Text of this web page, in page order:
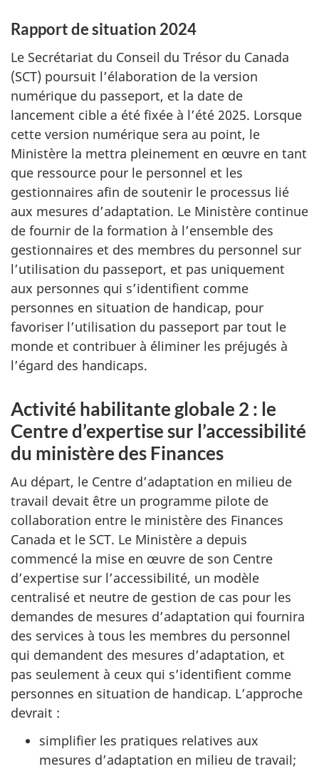
Rapport de situation 2024
Le Secrétariat du Conseil du Trésor du Canada
(SCT) poursuit l’élaboration de la version
numérique du passeport, et la date de
lancement cible a été fixée à l’été 2025. Lorsque
cette version numérique sera au point, le
Ministère la mettra pleinement en œuvre en tant
que ressource pour le personnel et les
gestionnaires afin de soutenir le processus lié
aux mesures d’adaptation. Le Ministère continue
de fournir de la formation à l’ensemble des
gestionnaires et des membres du personnel sur
l’utilisation du passeport, et pas uniquement
aux personnes qui s’identifient comme
personnes en situation de handicap, pour
favoriser l’utilisation du passeport par tout le
monde et contribuer à éliminer les préjugés à
l’égard des handicaps.
Activité habilitante globale 2 : le
Centre d’expertise sur l’accessibilité
du ministère des Finances
Au départ, le Centre d’adaptation en milieu de
travail devait être un programme pilote de
collaboration entre le ministère des Finances
Canada et le SCT. Le Ministère a depuis
commencé la mise en œuvre de son Centre
d’expertise sur l’accessibilité, un modèle
centralisé et neutre de gestion de cas pour les
demandes de mesures d’adaptation qui fournira
des services à tous les membres du personnel
qui demandent des mesures d’adaptation, et
pas seulement à ceux qui s’identifient comme
personnes en situation de handicap. L’approche
devrait :
simplifier les pratiques relatives aux
mesures d’adaptation en milieu de travail;